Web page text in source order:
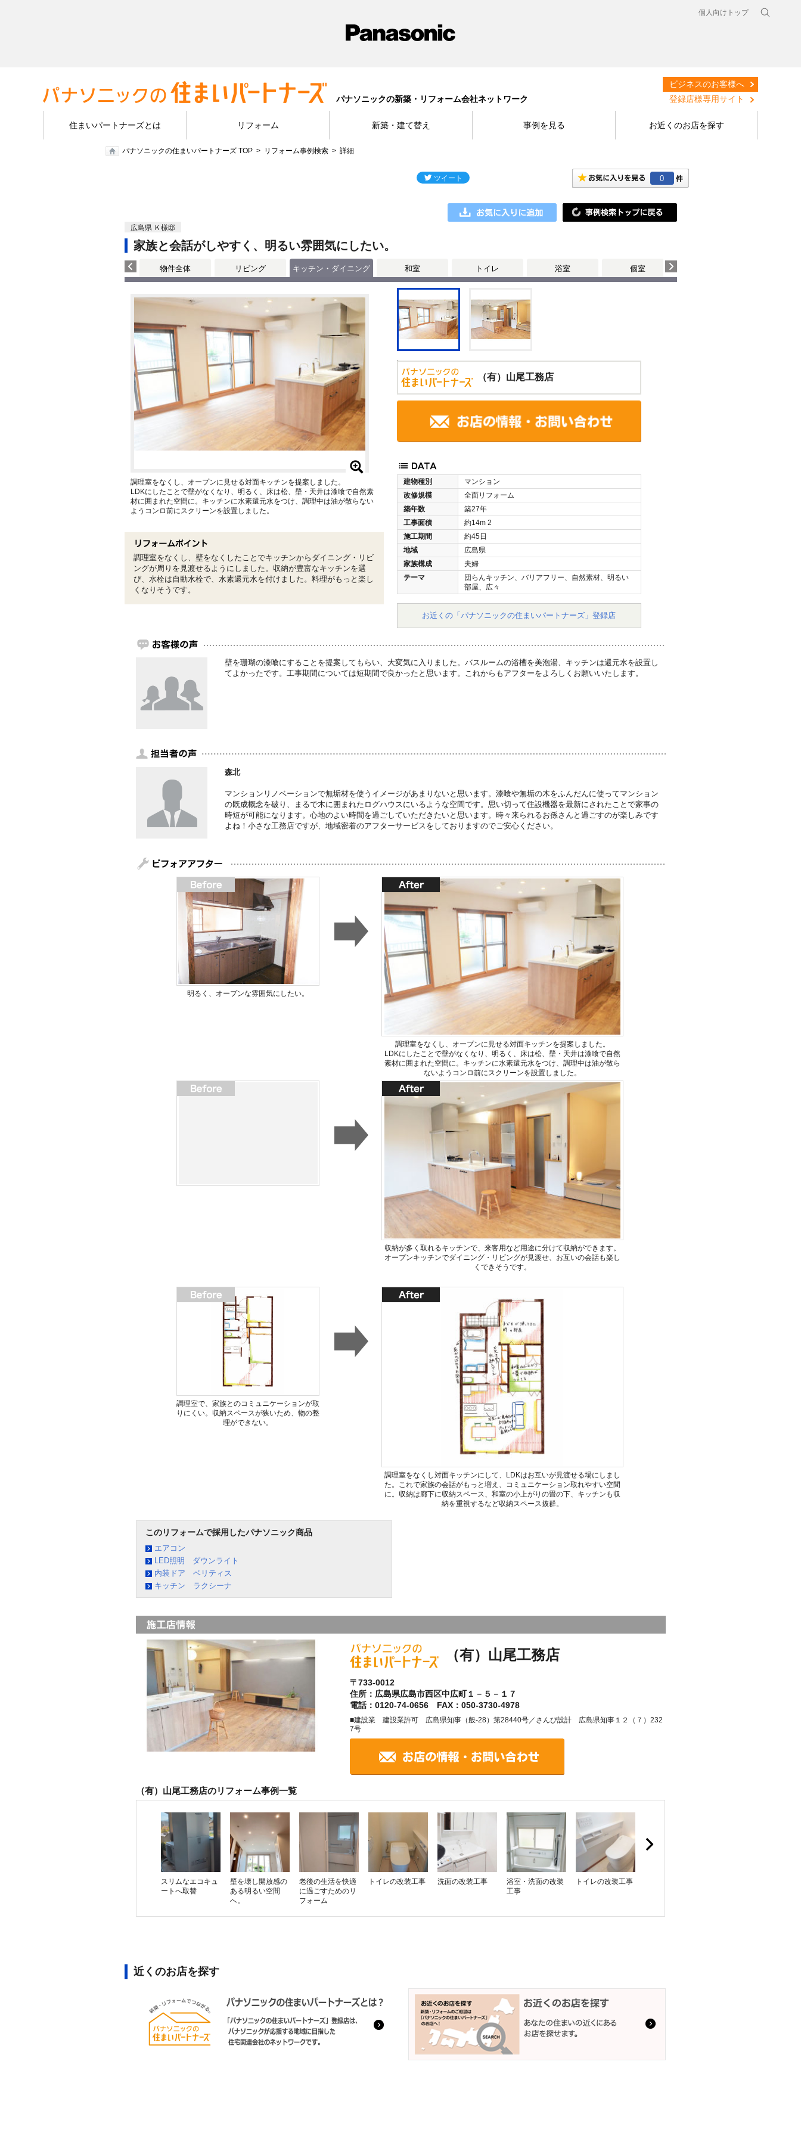
個人向けトップ
パナソニックの新築・リフォーム会社ネットワーク
ビジネスのお客様へ
登録店様専用サイト
住まいパートナーズとは リフォーム 新築・建て替え 事例を見る お近くのお店を探す
パナソニックの住まいパートナーズ TOP リフォーム事例検索 詳細
0
広島県 Ｋ様邸
家族と会話がしやすく、明るい雰囲気にしたい。
物件全体 リビング キッチン・ダイニング 和室 トイレ 浴室 個室
（有）山尾工務店
建物種別
マンション
改修規模
全面リフォーム
築年数
築27年
工事面積
約14m 2
施工期間
約45日
地域
広島県
家族構成
夫婦
テーマ
団らんキッチン、バリアフリー、自然素材、明るい
部屋、広々
お近くの「パナソニックの住まいパートナーズ」登録店
調理室をなくし、オープンに見せる対面キッチンを提案しました。
LDKにしたことで壁がなくなり、明るく、床は松、壁・天井は漆喰で自然素
材に囲まれた空間に。キッチンに水素還元水をつけ、調理中は油が散らない
ようコンロ前にスクリーンを設置しました。
調理室をなくし、壁をなくしたことでキッチンからダイニング・リビ
ングが周りを見渡せるようにしました。収納が豊富なキッチンを選
び、水栓は自動水栓で、水素還元水を付けました。料理がもっと楽し
くなりそうです。
壁を珊瑚の漆喰にすることを提案してもらい、大変気に入りました。バスルームの浴槽を美泡湯、キッチンは還元水を設置し
てよかったです。工事期間については短期間で良かったと思います。これからもアフターをよろしくお願いいたします。
森北
マンションリノベーションで無垢材を使うイメージがあまりないと思います。漆喰や無垢の木をふんだんに使ってマンション
の既成概念を破り、まるで木に囲まれたログハウスにいるような空間です。思い切って住設機器を最新にされたことで家事の
時短が可能になります。心地のよい時間を過ごしていただきたいと思います。時々来られるお孫さんと過ごすのが楽しみです
よね！小さな工務店ですが、地域密着のアフターサービスをしておりますのでご安心ください。
明るく、オープンな雰囲気にしたい。
調理室をなくし、オープンに見せる対面キッチンを提案しました。
LDKにしたことで壁がなくなり、明るく、床は松、壁・天井は漆喰で自然
素材に囲まれた空間に。キッチンに水素還元水をつけ、調理中は油が散ら
ないようコンロ前にスクリーンを設置しました。
収納が多く取れるキッチンで、来客用など用途に分けて収納ができます。
オープンキッチンでダイニング・リビングが見渡せ、お互いの会話も楽し
くできそうです。
調理室で、家族とのコミュニケーションが取
りにくい。収納スペースが狭いため、物の整
理ができない。
調理室をなくし対面キッチンにして、LDKはお互いが見渡せる場にしまし
た。これで家族の会話がもっと増え、コミュニケーション取れやすい空間
に。収納は廊下に収納スペース、和室の小上がりの畳の下、キッチンも収
納を重視するなど収納スペース抜群。
このリフォームで採用したパナソニック商品
エアコン
LED照明 ダウンライト
内装ドア ベリティス
キッチン ラクシーナ
（有）山尾工務店
〒733-0012
住所：広島県広島市西区中広町１－５－１７
電話：0120-74-0656 FAX：050-3730-4978
■建設業 建設業許可 広島県知事（般-28）第28440号／さんび設計 広島県知事１２（７）232
7号
（有）山尾工務店のリフォーム事例一覧
スリムなエコキュ
ートへ取替
壁を壊し開放感の
ある明るい空間
へ。
老後の生活を快適
に過ごすためのリ
フォーム
トイレの改装工事 洗面の改装工事
浴室・洗面の改装
工事
トイレの改装工事
近くのお店を探す